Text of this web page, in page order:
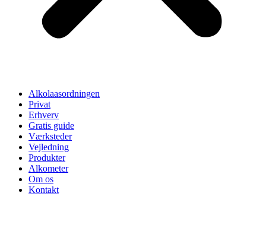
Alkolaasordningen
Privat
Erhverv
Gratis guide
Værksteder
Vejledning
Produkter
Alkometer
Om os
Kontakt